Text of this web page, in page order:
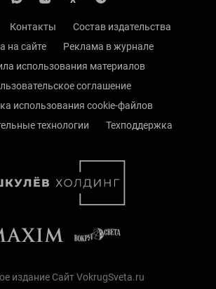
Контакты
Состав издательства
на сайте
Реклама в журнале
использования материалов
соглашение
использования cookie-файлов
технологии
Техподдержка
издание Сайт VokrugSveta.ru